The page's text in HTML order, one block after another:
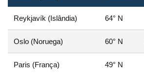
Reykjavík (Islândia) 64° N
Oslo (Noruega) 60° N
Paris (França) 49° N